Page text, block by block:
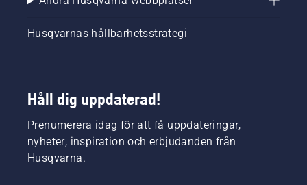
Husqvarnas hållbarhetsstrategi
Håll dig uppdaterad!
Prenumerera idag för att få uppdateringar,
nyheter, inspiration och erbjudanden från
Husqvarna.